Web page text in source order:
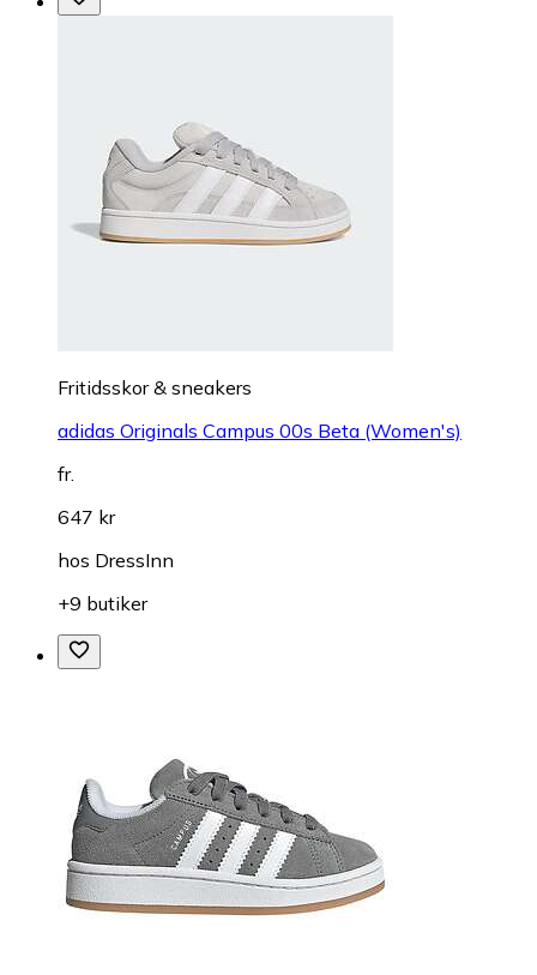
Fritidsskor & sneakers
adidas Originals Campus 00s Beta (Women's)
fr.
647 kr
hos DressInn
+9 butiker